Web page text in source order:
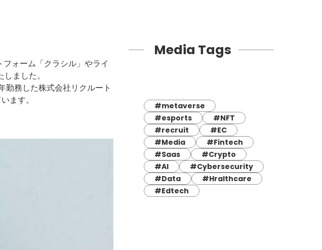
ォーム「クラシル」やライ
ました。
勤務した株式会社リクルート
ます。
Media Tags
#metaverse
#esports
#NFT
#recruit
#EC
#Media
#Fintech
#Saas
#Crypto
#AI
#Cybersecurity
#Data
#Hralthcare
#Edtech